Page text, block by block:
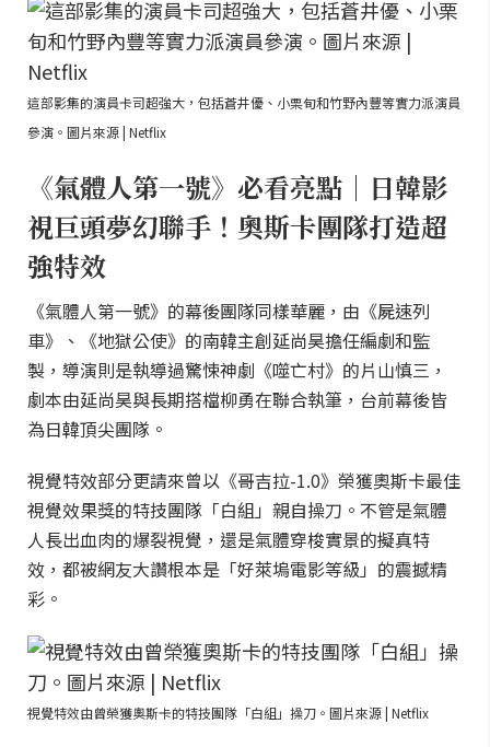
這部影集的演員卡司超強大，包括蒼井優、小栗旬和竹野內豐等實力派演員
參演。圖片來源 | Netflix
《氣體人第一號》必看亮點｜日韓影
視巨頭夢幻聯手！奧斯卡團隊打造超
強特效
《氣體人第一號》的幕後團隊同樣華麗，由《屍速列
車》、《地獄公使》的南韓主創延尚昊擔任編劇和監
製，導演則是執導過驚悚神劇《噬亡村》的片山慎三，
劇本由延尚昊與長期搭檔柳勇在聯合執筆，台前幕後皆
為日韓頂尖團隊。
視覺特效部分更請來曾以《哥吉拉-1.0》榮獲奧斯卡最佳
視覺效果獎的特技團隊「白組」親自操刀。不管是氣體
人長出血肉的爆裂視覺，還是氣體穿梭實景的擬真特
效，都被網友大讚根本是「好萊塢電影等級」的震撼精
彩。
視覺特效由曾榮獲奧斯卡的特技團隊「白組」操刀。圖片來源 | Netflix